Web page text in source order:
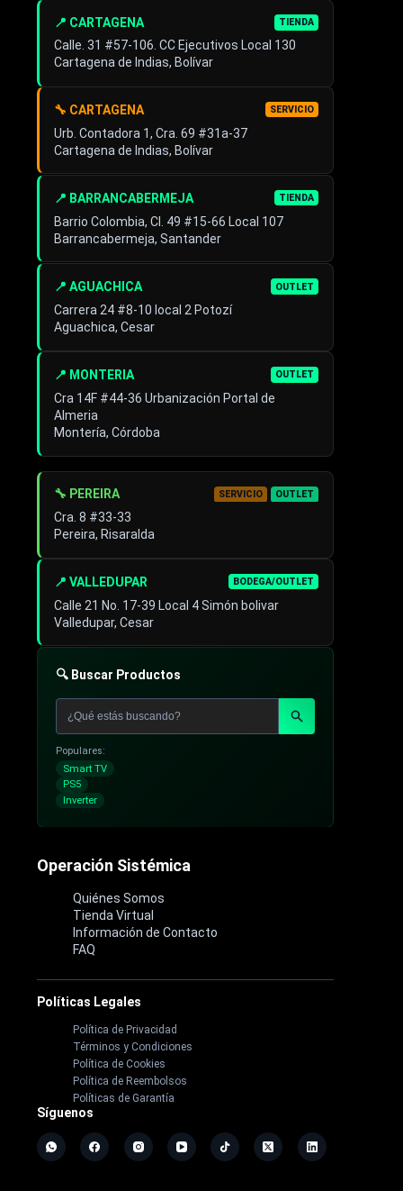
📍 CARTAGENA TIENDA
Calle. 31 #57-106. CC Ejecutivos Local 130
Cartagena de Indias, Bolívar
🔧 CARTAGENA SERVICIO
Urb. Contadora 1, Cra. 69 #31a-37
Cartagena de Indias, Bolívar
📍 BARRANCABERMEJA TIENDA
Barrio Colombia, Cl. 49 #15-66 Local 107
Barrancabermeja, Santander
📍 AGUACHICA OUTLET
Carrera 24 #8-10 local 2 Potozí
Aguachica, Cesar
📍 MONTERIA OUTLET
Cra 14F #44-36 Urbanización Portal de
Almeria
Montería, Córdoba
📍 VALLEDUPAR BODEGA/OUTLET
Calle 21 No. 17-39 Local 4 Simón bolivar
Valledupar, Cesar
🔧 PEREIRA SERVICIO OUTLET
Cra. 8 #33-33
Pereira, Risaralda
🔍 Buscar Productos
Populares:
Smart TV
PS5
Inverter
Operación Sistémica
Quiénes Somos
Tienda Virtual
Información de Contacto
FAQ
Políticas Legales
Política de Privacidad
Términos y Condiciones
Política de Cookies
Política de Reembolsos
Políticas de Garantía
Síguenos